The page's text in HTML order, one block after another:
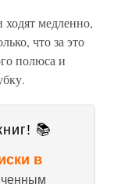
медленно,
что за это
полюса и
📚
в